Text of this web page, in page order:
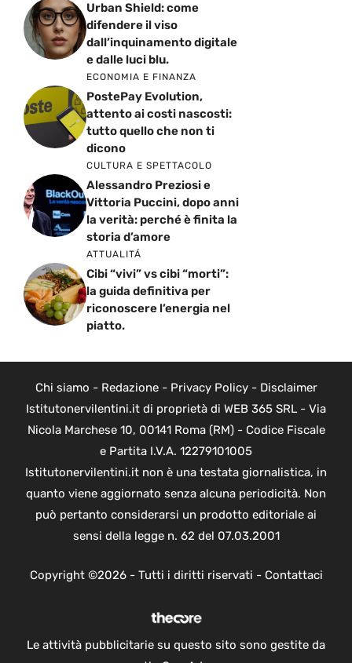
Urban Shield: come
difendere il viso
dall’inquinamento digitale
e dalle luci blu.
ECONOMIA E FINANZA
PostePay Evolution,
attento ai costi nascosti:
tutto quello che non ti
dicono
CULTURA E SPETTACOLO
Alessandro Preziosi e
Vittoria Puccini, dopo anni
la verità: perché è finita la
storia d’amore
ATTUALITÁ
Cibi “vivi” vs cibi “morti”:
la guida definitiva per
riconoscere l’energia nel
piatto.
Chi siamo - Redazione- Privacy Policy- Disclaimer
Istitutonervilentini.it di proprietà di WEB 365 SRL - Via
Nicola Marchese 10, 00141 Roma (RM) - Codice Fiscale
e Partita I.V.A. 12279101005
Istitutonervilentini.it non è una testata giornalistica, in
quanto viene aggiornato senza alcuna periodicità. Non
può pertanto considerarsi un prodotto editoriale ai
sensi della legge n. 62 del 07.03.2001
Copyright ©2026 - Tutti i diritti riservati - Contattaci
Le attività pubblicitarie su questo sito sono gestite da